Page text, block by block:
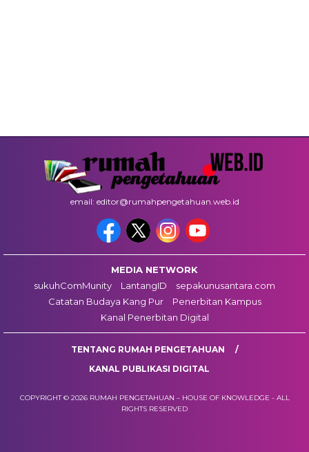
email: editor@rumahpengetahuan.web.id
MEDIA NETWORK
sukuhComMunity
LantangID
sepakunusantara.com
Catatan Budaya Kang Pur
Penerbitan Kampus
Kanal Penerbitan Digital
TENTANG RUMAH PENGETAHUAN
KANAL PUBLIKASI DIGITAL
COPYRIGHT © 2026 RUMAH PENGETAHUAN – HOUSE OF KNOWLEDGE - ALL
RIGHTS RESERVED